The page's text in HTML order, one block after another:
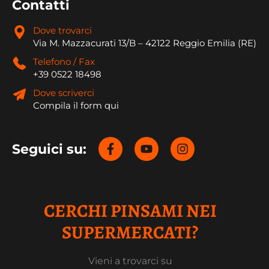
Contatti
Dove trovarci
Via M. Mazzacurati 13/B – 42122 Reggio Emilia (RE)
Telefono / Fax
+39 0522 18498
Dove scriverci
Compila il form qui
Seguici su:
CERCHI PINSAMI NEI
SUPERMERCATI?
Vieni a trovarci su